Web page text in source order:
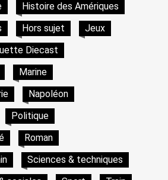
Histoire des Amériques
Hors sujet
Jeux
Diecast
Marine
Napoléon
Politique
Roman
Sciences & techniques